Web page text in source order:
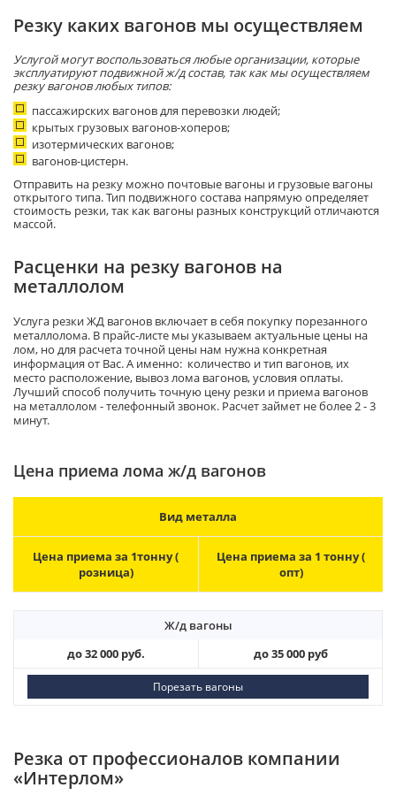
Резку каких вагонов мы осуществляем
Услугой могут воспользоваться любые организации, которые
эксплуатируют подвижной ж/д состав, так как мы осуществляем
резку вагонов любых типов:
пассажирских вагонов для перевозки людей;
крытых грузовых вагонов-хоперов;
изотермических вагонов;
вагонов-цистерн.
Отправить на резку можно почтовые вагоны и грузовые вагоны
открытого типа. Тип подвижного состава напрямую определяет
стоимость резки, так как вагоны разных конструкций отличаются
массой.
Расценки на резку вагонов на
металлолом
Услуга резки ЖД вагонов включает в себя покупку порезанного
металлолома. В прайс-листе мы указываем актуальные цены на
лом, но для расчета точной цены нам нужна конкретная
информация от Вас. А именно: количество и тип вагонов, их
место расположение, вывоз лома вагонов, условия оплаты.
Лучший способ получить точную цену резки и приема вагонов
на металлолом - телефонный звонок. Расчет займет не более 2 - 3
минут.
Цена приема лома ж/д вагонов
Вид металла
Цена приема за 1тонну (
розница)
Цена приема за 1 тонну (
опт)
Ж/д вагоны
до 32 000 руб.
до 35 000 руб
Порезать вагоны
Резка от профессионалов компании
«Интерлом»